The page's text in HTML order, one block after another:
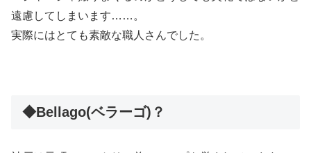
遠慮してしまいます……。
実際にはとても素敵な職人さんでした。
◆Bellago(ベラーゴ)？